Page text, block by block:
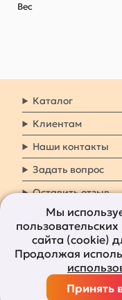
Вес
Каталог
Клиентам
Наши контакты
Задать вопрос
Оставить отзыв
8 800
Наши
сети
Мы
сайта (cookie)
Продолжая
Принять